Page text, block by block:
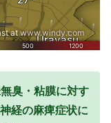
臭・粘膜に対す
経の麻痺症状に